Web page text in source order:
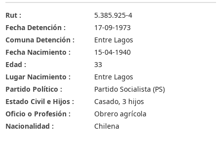
Rut :
5.385.925-4
Fecha Detención :
17-09-1973
Comuna Detención :
Entre Lagos
Fecha Nacimiento :
15-04-1940
Edad :
33
Lugar Nacimiento :
Entre Lagos
Partido Político :
Partido Socialista (PS)
Estado Civil e Hijos :
Casado, 3 hijos
Oficio o Profesión :
Obrero agrícola
Nacionalidad :
Chilena